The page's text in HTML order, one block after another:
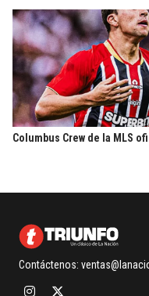
Columbus Crew de la MLS
Contáctenos: